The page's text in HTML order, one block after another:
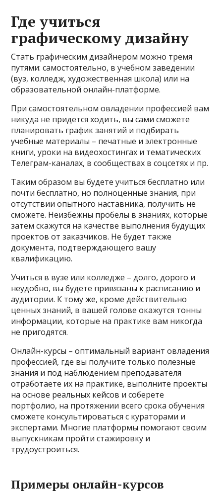
Где учиться
графическому дизайну
Стать графическим дизайнером можно тремя
путями: самостоятельно, в учебном заведении
(вуз, колледж, художественная школа) или на
образовательной онлайн-платформе.
При самостоятельном овладении профессией вам
никуда не придется ходить, вы сами сможете
планировать график занятий и подбирать
учебные материалы – печатные и электронные
книги, уроки на видеохостингах и тематических
Телеграм-каналах, в сообществах в соцсетях и пр.
Таким образом вы будете учиться бесплатно или
почти бесплатно, но полноценные знания, при
отсутствии опытного наставника, получить не
сможете. Неизбежны пробелы в знаниях, которые
затем скажутся на качестве выполнения будущих
проектов от заказчиков. Не будет также
документа, подтверждающего вашу
квалификацию.
Учиться в вузе или колледже – долго, дорого и
неудобно, вы будете привязаны к расписанию и
аудитории. К тому же, кроме действительно
ценных знаний, в вашей голове окажутся тонны
информации, которые на практике вам никогда
не пригодятся.
Онлайн-курсы – оптимальный вариант овладения
профессией, где вы получите только полезные
знания и под наблюдением преподавателя
отработаете их на практике, выполните проекты
на основе реальных кейсов и соберете
портфолио, на протяжении всего срока обучения
сможете консультироваться с кураторами и
экспертами. Многие платформы помогают своим
выпускникам пройти стажировку и
трудоустроиться.
Примеры онлайн-курсов